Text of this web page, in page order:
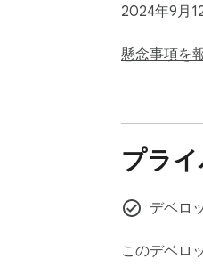
2024年9月
懸念事項を
プラ
デベロ
このデベロ